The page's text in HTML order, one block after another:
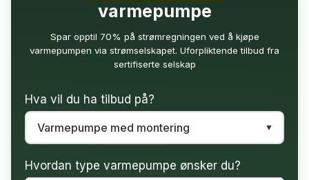
varmepumpe
Spar opptil 70% på strømregningen ved å kjøpe
varmepumpen via strømselskapet. Uforpliktende tilbud fra
sertifiserte selskap
Hva vil du ha tilbud på?
Hvordan type varmepumpe ønsker du?